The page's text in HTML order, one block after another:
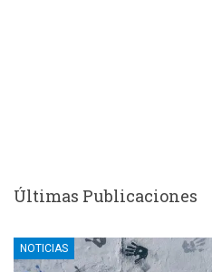
Últimas Publicaciones
NOTICIAS